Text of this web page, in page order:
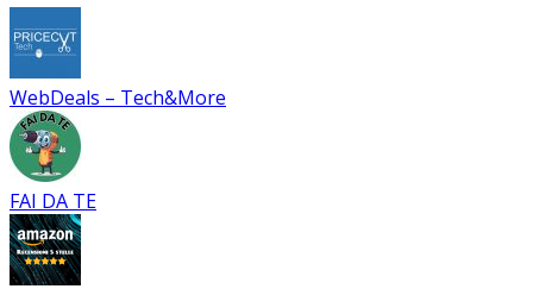
WebDeals – Tech&More
FAI DA TE